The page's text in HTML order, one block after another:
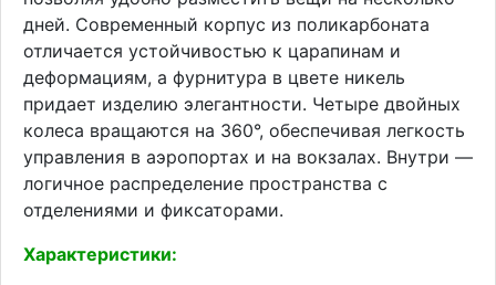
дней. Современный корпус из поликарбоната
отличается устойчивостью к царапинам и
деформациям, а фурнитура в цвете никель
придает изделию элегантности. Четыре двойных
колеса вращаются на 360°, обеспечивая легкость
управления в аэропортах и на вокзалах. Внутри —
логичное распределение пространства с
отделениями и фиксаторами.
Характеристики: